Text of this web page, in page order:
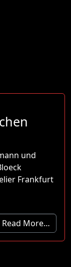
und
Frankfurt
Read More…